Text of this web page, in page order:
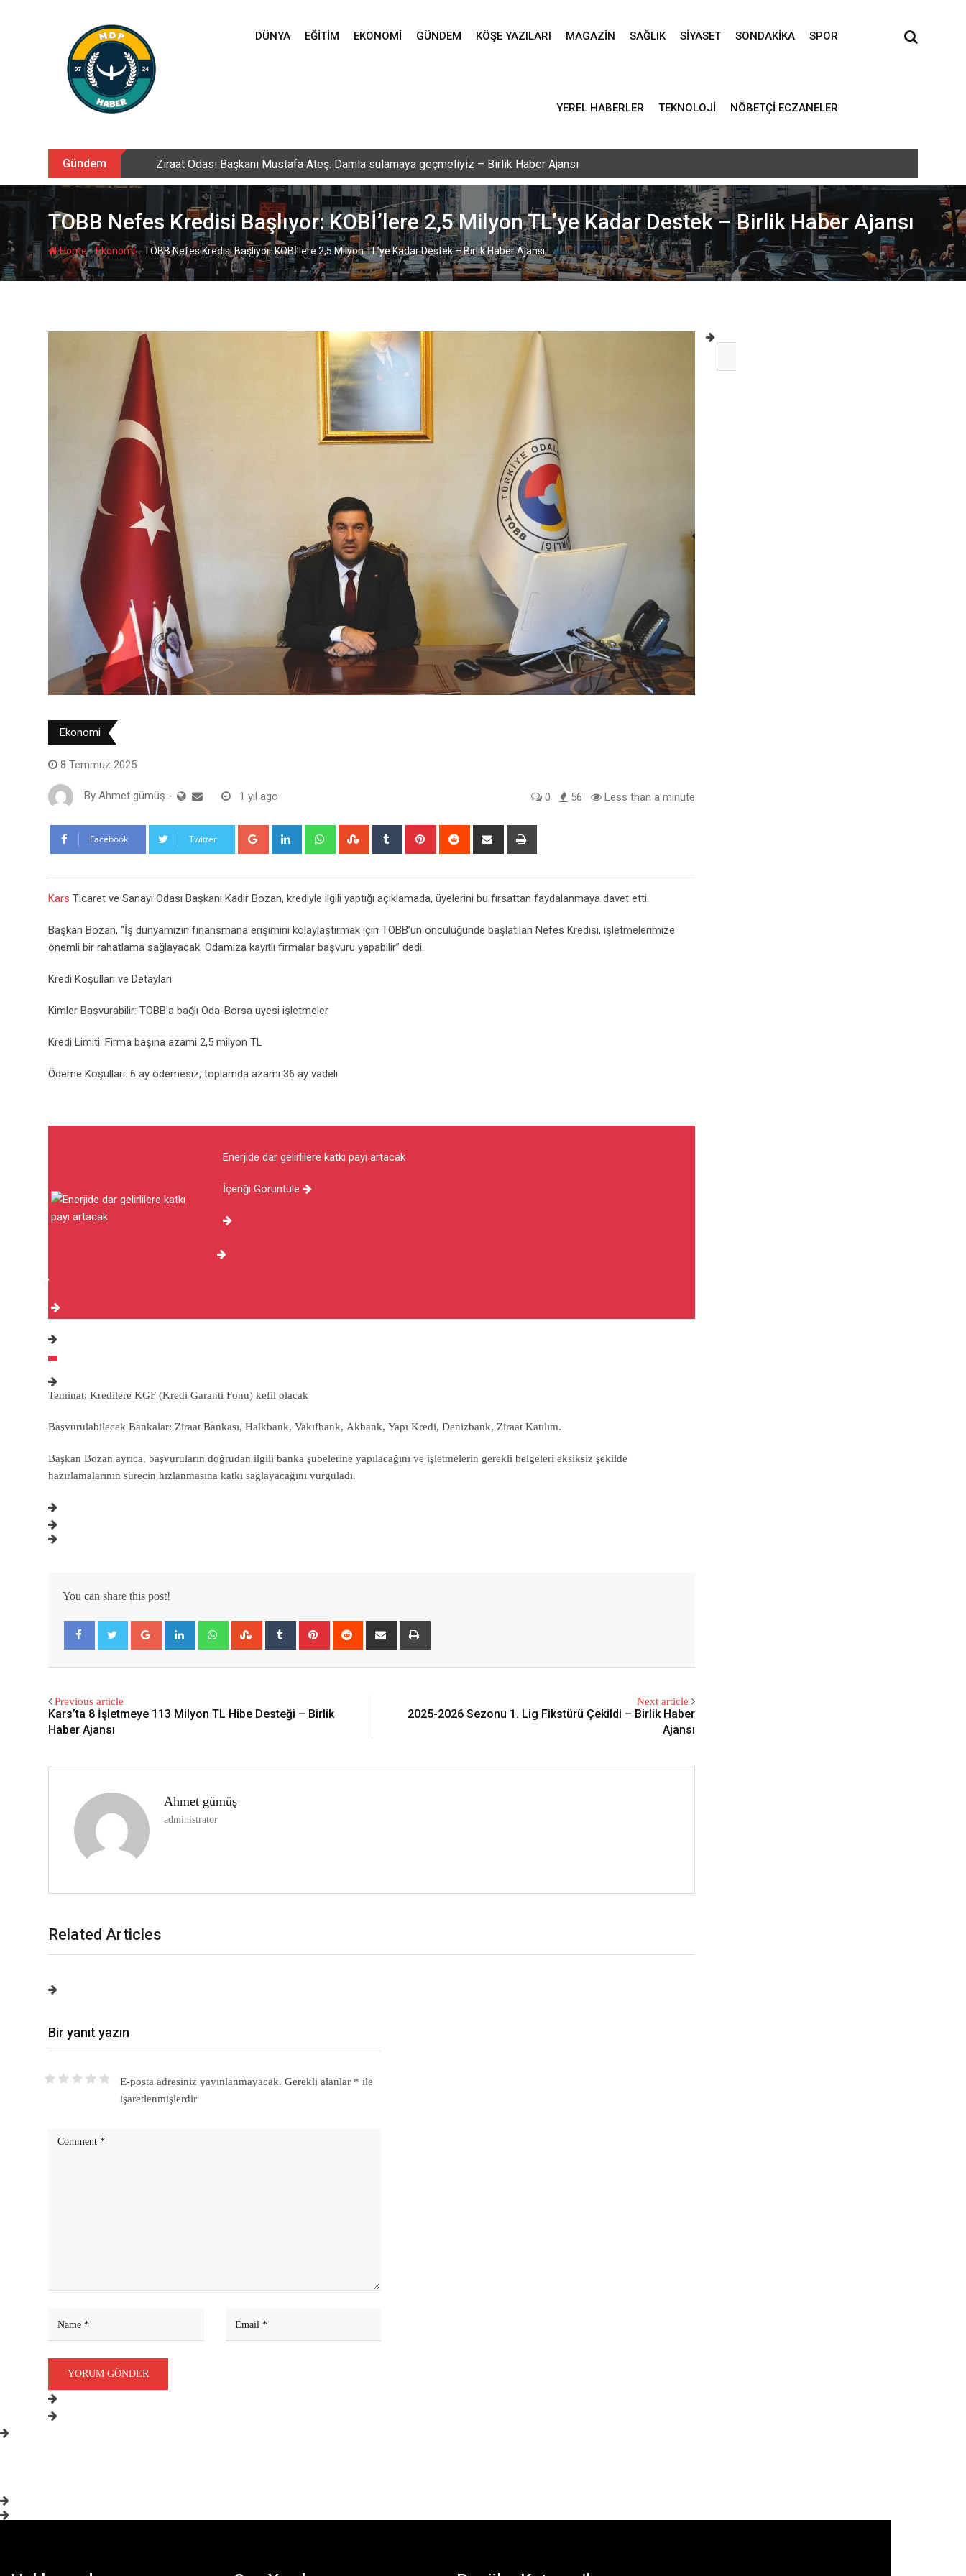
DÜNYA EĞITIM EKONOMI GÜNDEM KÖŞE YAZILARI MAGAZIN SAĞLIK SIYASET SONDAKIKA SPOR
YEREL HABERLER TEKNOLOJI NÖBETÇI ECZANELER
Gündem Sarıkamış’ta hanımlara yönelik Mevlid-i Nebi programı düzenlendi – Birlik Haber Ajansı
TOBB Nefes Kredisi Başlıyor: KOBİ’lere 2,5 Milyon TL’ye Kadar Destek – Birlik Haber Ajansı
Home-Ekonomi-TOBB Nefes Kredisi Başlıyor: KOBİ’lere 2,5 Milyon TL’ye Kadar Destek – Birlik Haber Ajansı
Ekonomi
8 Temmuz 2025
By Ahmet gümüş - 1 yıl ago 0 56 Less than a minute
Facebook Twitter Google+ LinkedIn WhatsappStumbleUpon
Tumblr Pinterest Reddit
Share
Kars Ticaret ve Sanayi Odası Başkanı Kadir Bozan, krediyle ilgili yaptığı açıklamada, üyelerini bu fırsattan faydalanmaya davet etti.
Başkan Bozan, “İş dünyamızın finansmana erişimini kolaylaştırmak için TOBB’un öncülüğünde başlatılan Nefes Kredisi, işletmelerimize
önemli bir rahatlama sağlayacak. Odamıza kayıtlı firmalar başvuru yapabilir” dedi.
Kredi Koşulları ve Detayları
Kimler Başvurabilir: TOBB’a bağlı Oda-Borsa üyesi işletmeler
Kredi Limiti: Firma başına azami 2,5 milyon TL
Ödeme Koşulları: 6 ay ödemesiz, toplamda azami 36 ay vadeli
Enerjide dar gelirlilere katkı payı artacak
İçeriği Görüntüle
Teminat: Kredilere KGF (Kredi Garanti Fonu) kefil olacak
Başvurulabilecek Bankalar: Ziraat Bankası, Halkbank, Vakıfbank, Akbank, Yapı Kredi, Denizbank, Ziraat Katılım.
Başkan Bozan ayrıca, başvuruların doğrudan ilgili banka şubelerine yapılacağını ve işletmelerin gerekli belgeleri eksiksiz şekilde
hazırlamalarının sürecin hızlanmasına katkı sağlayacağını vurguladı.
You can share this post!
Email
Previous article
Kars’ta 8 İşletmeye 113 Milyon TL Hibe Desteği – Birlik
Haber Ajansı
Next article
2025-2026 Sezonu 1. Lig Fikstürü Çekildi – Birlik Haber
Ajansı
Ahmet gümüş
administrator
Related Articles
Bir yanıt yazın
E-posta adresiniz yayınlanmayacak. Gerekli alanlar * ile
işaretlenmişlerdir